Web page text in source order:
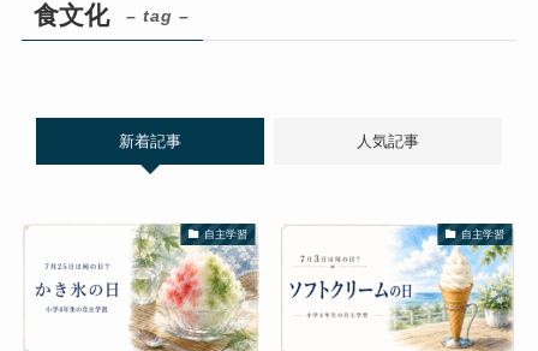
食文化 – tag –
新着記事 人気記事
自主学習 自主学習